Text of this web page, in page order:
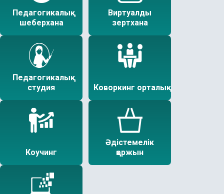
Педагогикалық
шеберхана
Виртуалды
зертхана
Педагогикалық
студия
Коворкинг орталық
Коучинг
Әдістемелік
қоржын